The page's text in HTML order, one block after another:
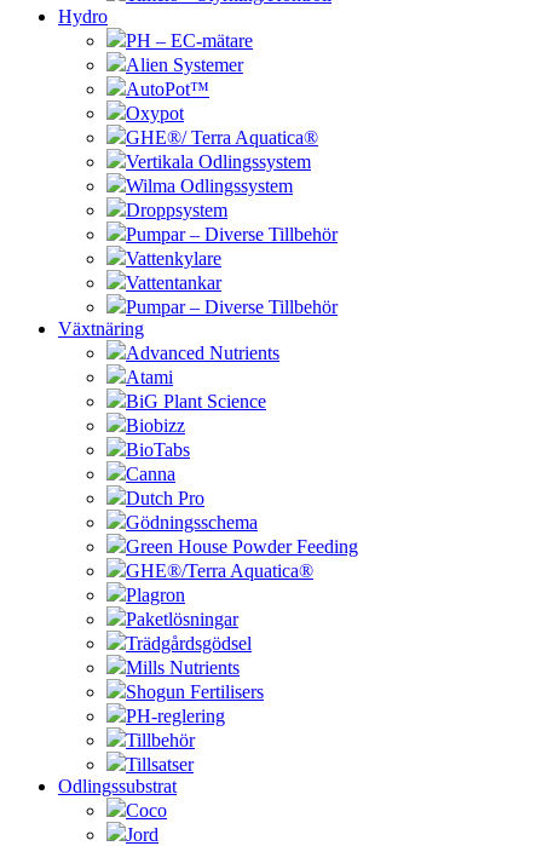
Hydro
PH – EC-mätare
Alien Systemer
AutoPot™
Oxypot
GHE®/ Terra Aquatica®
Vertikala Odlingssystem
Wilma Odlingssystem
Droppsystem
Pumpar – Diverse Tillbehör
Vattenkylare
Vattentankar
Pumpar – Diverse Tillbehör
Växtnäring
Advanced Nutrients
Atami
BiG Plant Science
Biobizz
BioTabs
Canna
Dutch Pro
Gödningsschema
Green House Powder Feeding
GHE®/Terra Aquatica®
Plagron
Paketlösningar
Trädgårdsgödsel
Mills Nutrients
Shogun Fertilisers
PH-reglering
Tillbehör
Tillsatser
Odlingssubstrat
Coco
Jord